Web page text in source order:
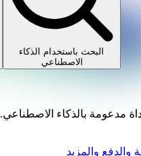
البحث باستخدام الذكاء
الاصطناعي
مدعومة بالذكاء الاصطناعي.
والمزيد